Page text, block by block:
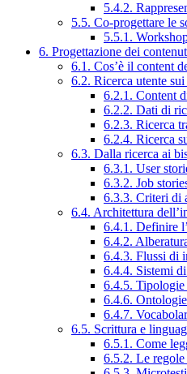
5.4.2.
5.5. Co-progettare le
5.5.1.
6. Progettazione dei
6.1. Cos’è il content
6.2. Ricerca utente
6.2.1. Content
6.2.2. Dati di
6.2.3. Ricerca
6.2.4. Ricerca
6.3. Dalla ricerca ai
6.3.1. User
6.3.2. Job
6.3.3. Criteri di
6.4. Architettura
6.4.1. Definire
6.4.2.
6.4.3. Flussi di
6.4.4. Sistemi
6.4.5.
6.4.6.
6.4.7.
6.5. Scrittura e
6.5.1. Come
6.5.2. Le